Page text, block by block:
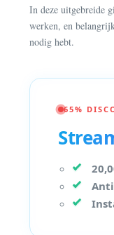
In deze uitgebreide
werken, en
nodig hebt.
65%